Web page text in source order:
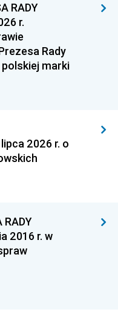
RADY
r.
Rady
marki
2026 r. o
RADY
2016 r. w